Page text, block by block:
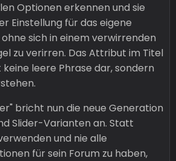
Optionen erkennen und sie
Einstellung für das eigene
sich in einem verwirrenden
zu verirren. Das Attribut im Titel
leere Phrase dar, sondern
bricht nun die neue Generation
Slider-Varianten an. Statt
und nie alle
für sein Forum zu haben,